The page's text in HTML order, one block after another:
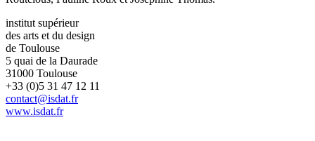
institut supérieur
des arts et du design
de Toulouse
5 quai de la Daurade
31000 Toulouse
+33 (0)5 31 47 12 11
contact@isdat.fr
www.isdat.fr